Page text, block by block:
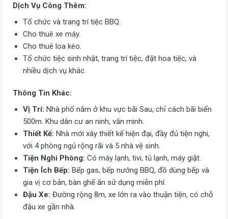
Dịch Vụ Công Thêm:
Tổ chức và trang trí tiệc BBQ.
Cho thuê xe máy.
Cho thuê loa kéo.
Tổ chức tiệc sinh nhật, trang trí tiệc, đặt hoa tiệc, và
nhiều dịch vụ khác.
Thông Tin Khác:
Vị Trí: Nhà phố nằm ở khu vực bãi Sau, chỉ cách bãi biển
500m. Khu dân cư an ninh, văn minh.
Thiết Kế: Nhà mới xây thiết kế hiện đại, đầy đủ tiện nghi,
với 4 phòng ngủ rộng rãi và 5 nhà vệ sinh.
Tiện Nghi Phòng: Có máy lạnh, tivi, tủ lạnh, máy giặt.
Tiện Ích Bếp: Bếp gas, bếp nướng BBQ, đồ dùng bếp và
gia vị cơ bản, bàn ghế ăn sử dụng miễn phí.
Đậu Xe: Đường rộng 8m, xe lớn ra vào thuận tiện, có chỗ
đậu xe gần nhà.